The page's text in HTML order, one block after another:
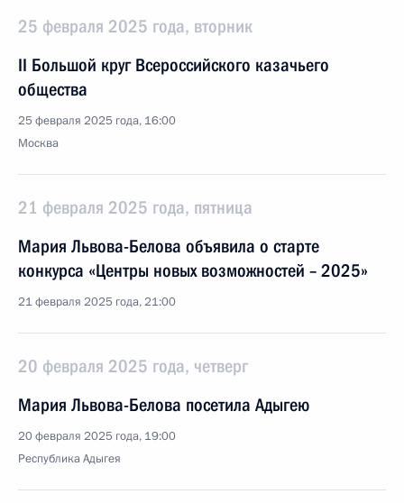
25 февраля 2025 года, вторник
II Большой круг Всероссийского казачьего
общества
25 февраля 2025 года, 16:00
Москва
21 февраля 2025 года, пятница
Мария Львова-Белова объявила о старте
конкурса «Центры новых возможностей – 2025»
21 февраля 2025 года, 21:00
20 февраля 2025 года, четверг
Мария Львова-Белова посетила Адыгею
20 февраля 2025 года, 19:00
Республика Адыгея